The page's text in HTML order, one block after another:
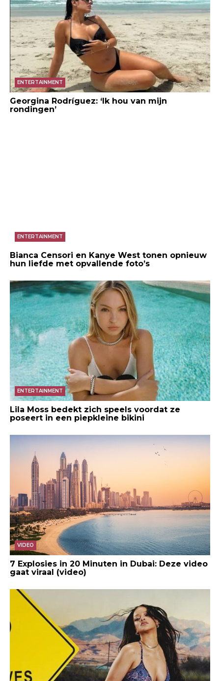
ENTERTAINMENT
Georgina Rodríguez: ‘Ik hou van mijn
rondingen’
ENTERTAINMENT
Bianca Censori en Kanye West tonen opnieuw
hun liefde met opvallende foto’s
ENTERTAINMENT
Lila Moss bedekt zich speels voordat ze
poseert in een piepkleine bikini
VIDEO
7 Explosies in 20 Minuten in Dubai: Deze video
gaat viraal (video)